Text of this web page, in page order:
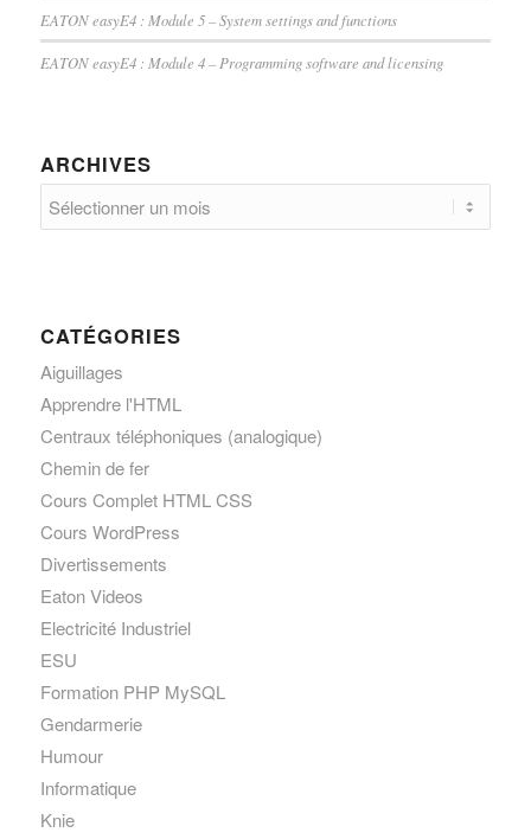
EATON easyE4 : Module 5 – System settings and functions
EATON easyE4 : Module 4 – Programming software and licensing
ARCHIVES
CATÉGORIES
Aiguillages
Apprendre l'HTML
Centraux téléphoniques (analogique)
Chemin de fer
Cours Complet HTML CSS
Cours WordPress
Divertissements
Eaton Videos
Electricité Industriel
ESU
Formation PHP MySQL
Gendarmerie
Humour
Informatique
Knie